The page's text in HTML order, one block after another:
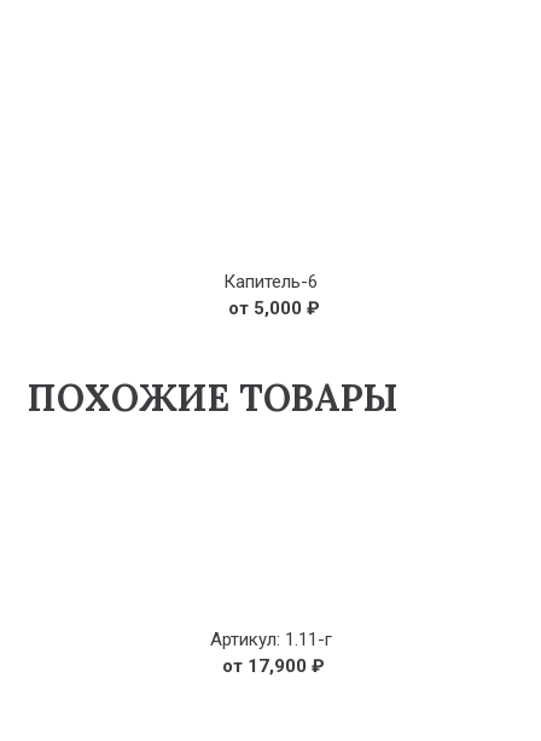
Капитель-6
5,000 ₽
ПОХОЖИЕ ТОВАРЫ
Артикул: 1.11-г
17,900 ₽